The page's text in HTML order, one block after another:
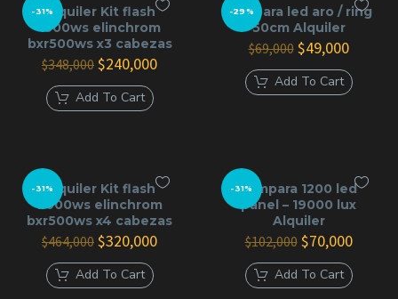
-31%Alquiler Kit flash
1500ws elinchrom
bxr500ws x3 cabezas
$348,000 El
precio
original
era:
$240,000El
Add To Cart
-29%
Lampara led aro / ring
50cm Alquiler
$69,000 El
precio
original
era:
$49,000El
actual
es:
Add To Cart
-31%Alquiler Kit flash
2000ws elinchrom
bxr500ws x4 cabezas
$464,000 El
precio
original
era:
$320,000El
Add To Cart
-31%Lampara 1200 led
panel – 19000 lux
Alquiler
$102,000 El
precio
original
era:
$70,000El
actual
es:
Add To Cart